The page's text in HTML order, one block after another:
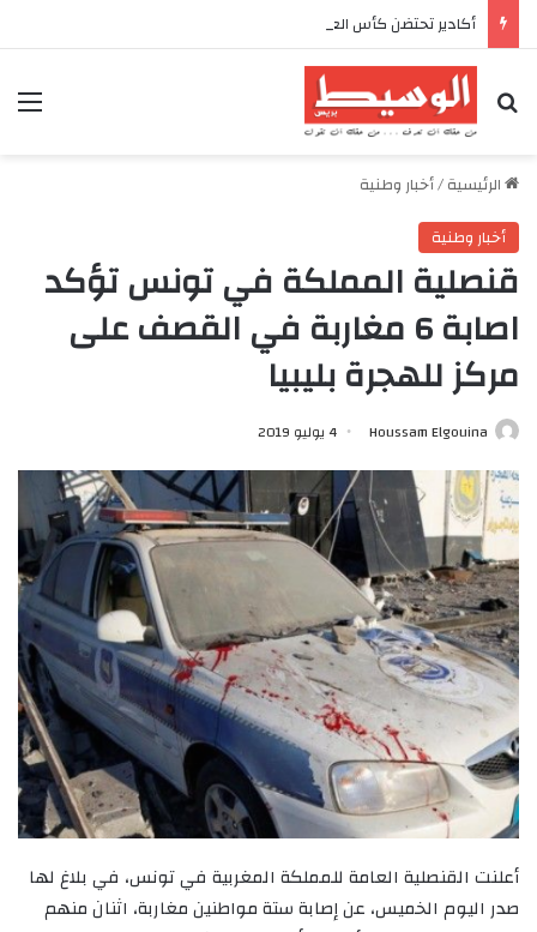
بحث عن
الرئيسية/أخبار وطنية
أخبار وطنية
قنصلية المملكة في تونس تؤكد
اصابة 6 مغاربة في القصف على
مركز للهجرة بليبيا
Houssam Elgouina 4 يوليو 2019
أعلنت القنصلية العامة للمملكة المغربية في تونس، في بلاغ لها
صدر اليوم الخميس، عن إصابة ستة مواطنين مغاربة، اثنان منهم